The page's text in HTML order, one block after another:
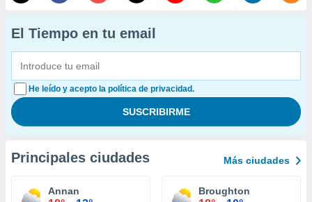
El Tiempo en tu email
He leído y acepto la política de privacidad.
Principales ciudades Más ciudades
Annan Broughton